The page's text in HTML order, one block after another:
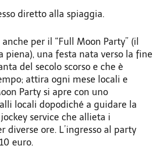
diretto alla spiaggia.
per il “Full Moon Party” (il
piena), una festa nata verso la fine
del secolo scorso e che è
attira ogni mese locali e
Party si apre con uno
locali dopodiché a guidare la
service che allieta i
diverse ore. L’ingresso al party
euro.